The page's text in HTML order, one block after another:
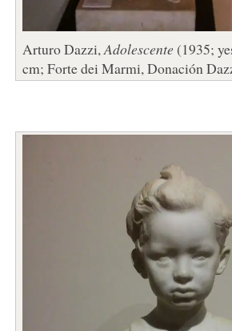
Arturo Dazzi, Adolescente (1935;
cm; Forte dei Marmi, Donación